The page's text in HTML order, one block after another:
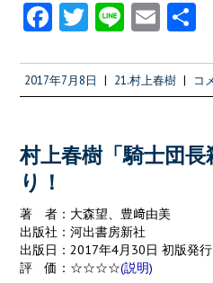
Fa
b
o
k
T
itt
er
Li
e
E
ai
l
2017年7月8日 | 21.村上春樹 | コ
村上春樹「騎士団
り！
著 者：大森望、豊﨑由美
出版社：河出書房新社
出版日：2017年4月30日 初版発行
評 価：☆☆☆☆(説明)